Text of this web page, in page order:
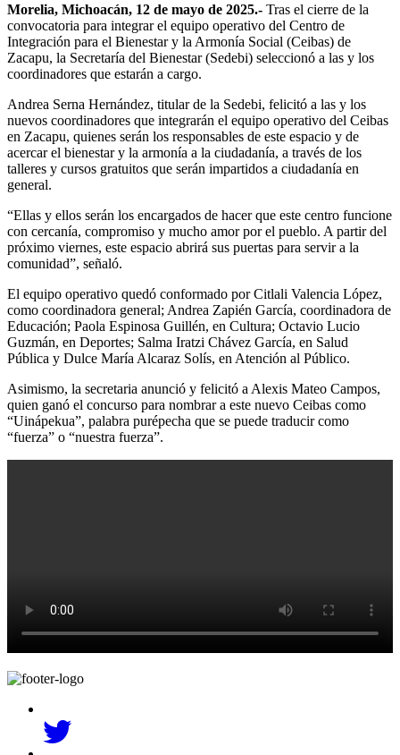
Morelia, Michoacán, 12 de mayo de 2025.- Tras el cierre de la
convocatoria para integrar el equipo operativo del Centro de
Integración para el Bienestar y la Armonía Social (Ceibas) de
Zacapu, la Secretaría del Bienestar (Sedebi) seleccionó a las y los
coordinadores que estarán a cargo.
Andrea Serna Hernández, titular de la Sedebi, felicitó a las y los
nuevos coordinadores que integrarán el equipo operativo del Ceibas
en Zacapu, quienes serán los responsables de este espacio y de
acercar el bienestar y la armonía a la ciudadanía, a través de los
talleres y cursos gratuitos que serán impartidos a ciudadanía en
general.
“Ellas y ellos serán los encargados de hacer que este centro funcione
con cercanía, compromiso y mucho amor por el pueblo. A partir del
próximo viernes, este espacio abrirá sus puertas para servir a la
comunidad”, señaló.
El equipo operativo quedó conformado por Citlali Valencia López,
como coordinadora general; Andrea Zapién García, coordinadora de
Educación; Paola Espinosa Guillén, en Cultura; Octavio Lucio
Guzmán, en Deportes; Salma Iratzi Chávez García, en Salud
Pública y Dulce María Alcaraz Solís, en Atención al Público.
Asimismo, la secretaria anunció y felicitó a Alexis Mateo Campos,
quien ganó el concurso para nombrar a este nuevo Ceibas como
“Uinápekua”, palabra purépecha que se puede traducir como
“fuerza” o “nuestra fuerza”.